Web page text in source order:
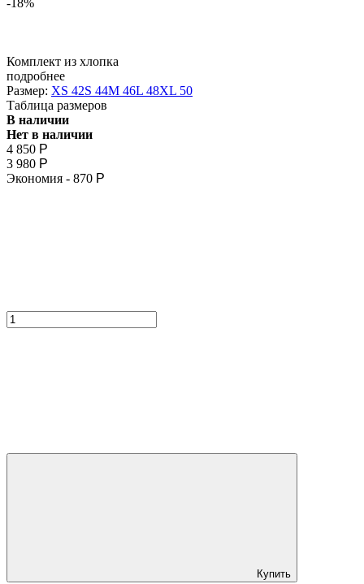
Комплект из хлопка
подробнее
Размер: XS 42S 44M 46L 48XL 50
Таблица размеров
В наличии
Нет в наличии
4 850 Р
3 980 Р
Экономия - 870 Р
Купить